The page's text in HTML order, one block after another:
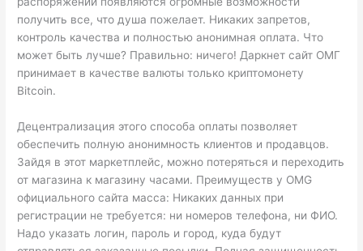
получить все, что душа пожелает. Никаких запретов,
контроль качества и полностью анонимная оплата. Что
может быть лучше? Правильно: ничего! Даркнет сайт ОМГ
принимает в качестве валюты только криптомонету
Bitcoin.
Децентрализация этого способа оплаты позволяет
обеспечить полную анонимность клиентов и продавцов.
Зайдя в этот маркетплейс, можно потеряться и переходить
от магазина к магазину часами. Преимуществ у OMG
официального сайта масса: Никаких данных при
регистрации не требуется: ни номеров телефона, ни ФИО.
Надо указать логин, пароль и город, куда будут